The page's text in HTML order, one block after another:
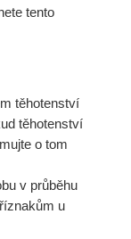
tento
těhotenství
těhotenství
o tom
v průběhu
u